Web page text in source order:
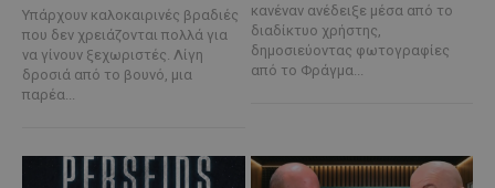
Υπάρχουν καλοκαιρινές βραδιές
που δεν χρειάζονται πολλά για
να γίνουν ξεχωριστές. Λίγη
δροσιά από το βουνό, μια
παρέα...
κανέναν ανέδειξε μέσα από το
διαδίκτυο χρήστης,
δημοσιεύοντας φωτογραφίες
από το Φράγμα...